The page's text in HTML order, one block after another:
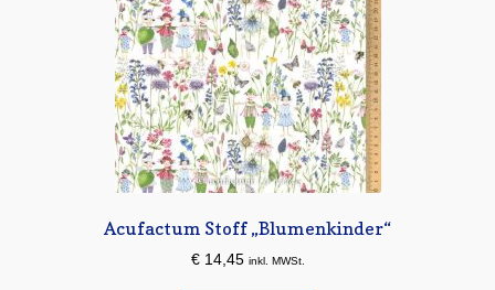
Acufactum Stoff „Blumenkinder“
€14,45 inkl. MWSt.